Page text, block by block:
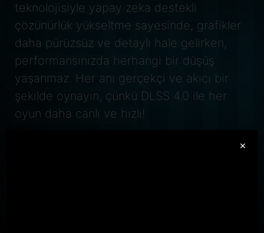
teknolojisiyle yapay zeka destekli
çözünürlük yükseltme sayesinde, grafikler
daha pürüzsüz ve detaylı hale gelirken,
performansınızda herhangi bir düşüş
yaşanmaz. Her anı gerçekçi ve akıcı bir
şekilde oynayın, çünkü DLSS 4.0 ile her
oyun daha canlı ve hızlı!
×